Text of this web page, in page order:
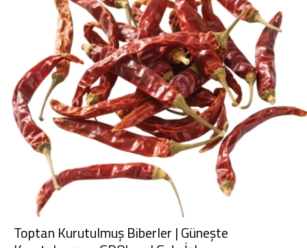
Toptan Kurutulmuş Biberler | Güneşte